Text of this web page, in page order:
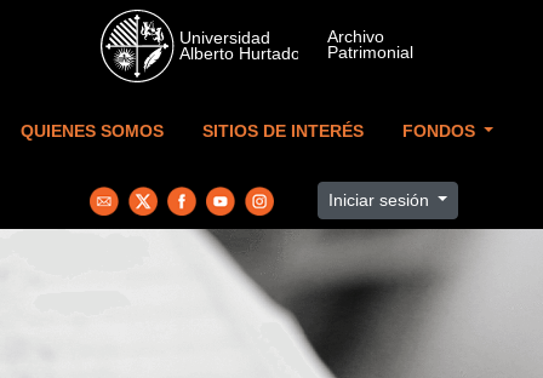
Skip to main content
QUIENES SOMOS SITIOS DE INTERÉS FONDOS
Iniciar sesión